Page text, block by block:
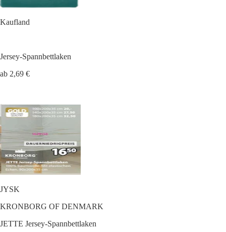
Kaufland
Jersey-Spannbettlaken
ab 2,69 €
JYSK
KRONBORG OF DENMARK
JETTE Jersey-Spannbettlaken